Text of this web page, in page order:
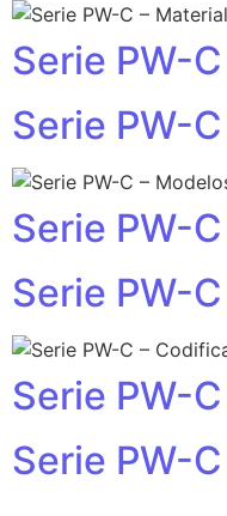
Serie PW-
Serie PW-
Serie PW-
Serie PW-
Serie PW-
Serie PW-